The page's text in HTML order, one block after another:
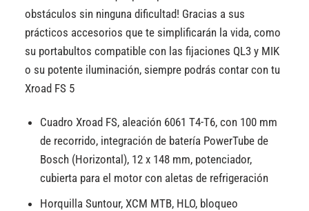
obstáculos sin ninguna dificultad! Gracias a sus
prácticos accesorios que te simplificarán la vida, como
su portabultos compatible con las fijaciones QL3 y MIK
o su potente iluminación, siempre podrás contar con tu
Xroad FS 5
Cuadro Xroad FS, aleación 6061 T4-T6, con 100 mm
de recorrido, integración de batería PowerTube de
Bosch (Horizontal), 12 x 148 mm, potenciador,
cubierta para el motor con aletas de refrigeración
Horquilla Suntour, XCM MTB, HLO, bloqueo